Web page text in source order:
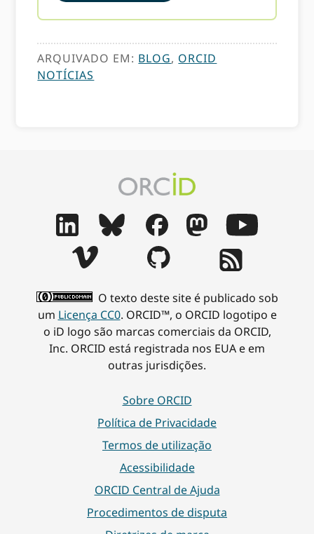
ARQUIVADO EM: BLOG, ORCID
NOTÍCIAS
O texto deste site é publicado sob
um Licença CC0. ORCID™, o ORCID logotipo e
o iD logo são marcas comerciais da ORCID,
Inc. ORCID está registrada nos EUA e em
outras jurisdições.
Sobre ORCID
Política de Privacidade
Termos de utilização
Acessibilidade
ORCID Central de Ajuda
Procedimentos de disputa